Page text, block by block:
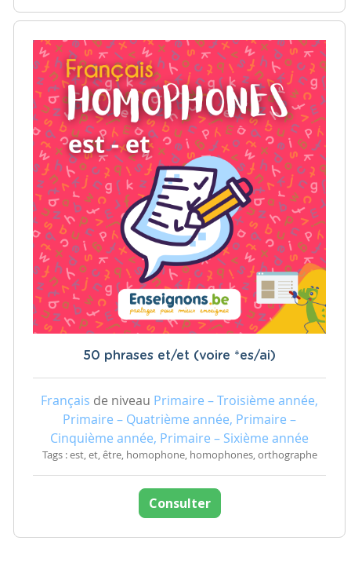
50 phrases et/et (voire *es/ai)
Français de niveau Primaire – Troisième année,
Primaire – Quatrième année, Primaire –
Cinquième année, Primaire – Sixième année
Tags : est, et, être, homophone, homophones, orthographe
Consulter